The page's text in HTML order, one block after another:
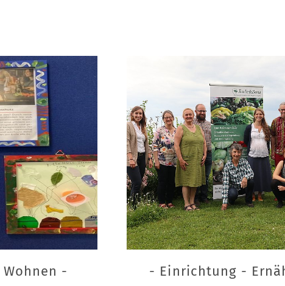
- - Einrichtung -